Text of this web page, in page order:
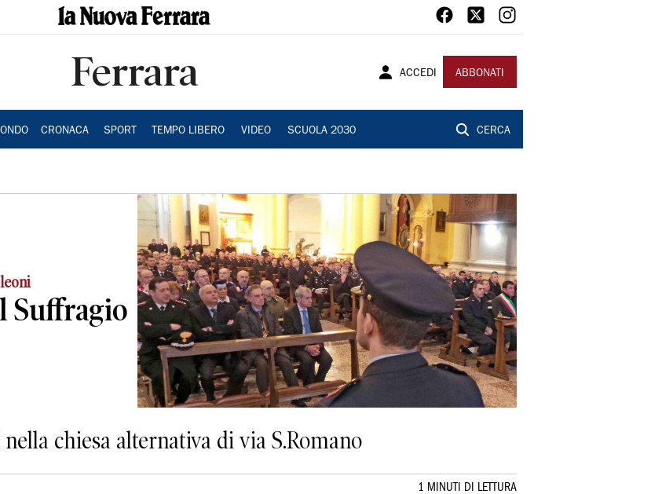
Ferrara ACCEDI ABBONATI
CRONACA SPORT TEMPO LIBERO VIDEO SCUOLA 2030 CERCA
Suffragio
chiesa alternativa di via S.Romano
1 MINUTI DI LETTURA